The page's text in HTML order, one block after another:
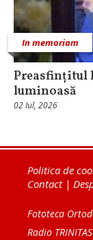
In memoriam
Preasfințitul
luminoasă
02 Iul, 2026
Politica de
Contact|
Fototeca
Radio TRINITAS